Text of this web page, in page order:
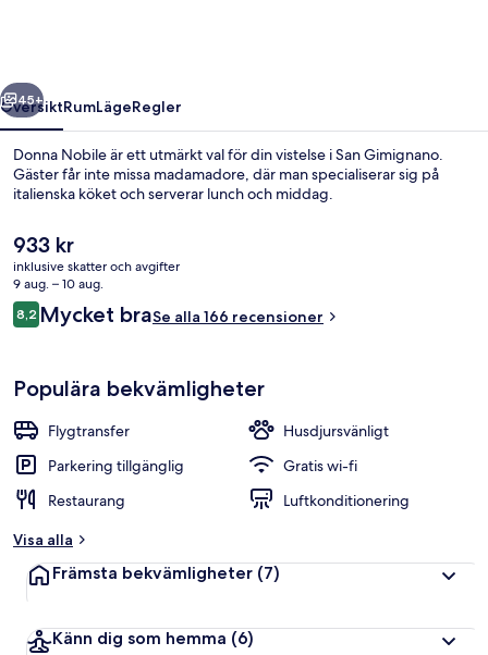
Nästa
45+
ÖversiktRumLägeRegler
Donna Nobile är ett utmärkt val för din vistelse i San Gimignano.
Gäster får inte missa madamadore, där man specialiserar sig på
italienska köket och serverar lunch och middag.
Det
nuvarande
priset
är
933 kr
933 kr
inklusive skatter och avgifter
9 aug. – 10 aug.
Recensioner
8,28,2 av 10,
Mycket braSe alla 166 recensioner
Populära bekvämligheter
Flygtransfer
Husdjursvänligt
Parkering tillgänglig
Gratis wi-fi
Restaurang
Luftkonditionering
Visa alla
Främsta bekvämligheter (7)
Känn dig som hemma (6)